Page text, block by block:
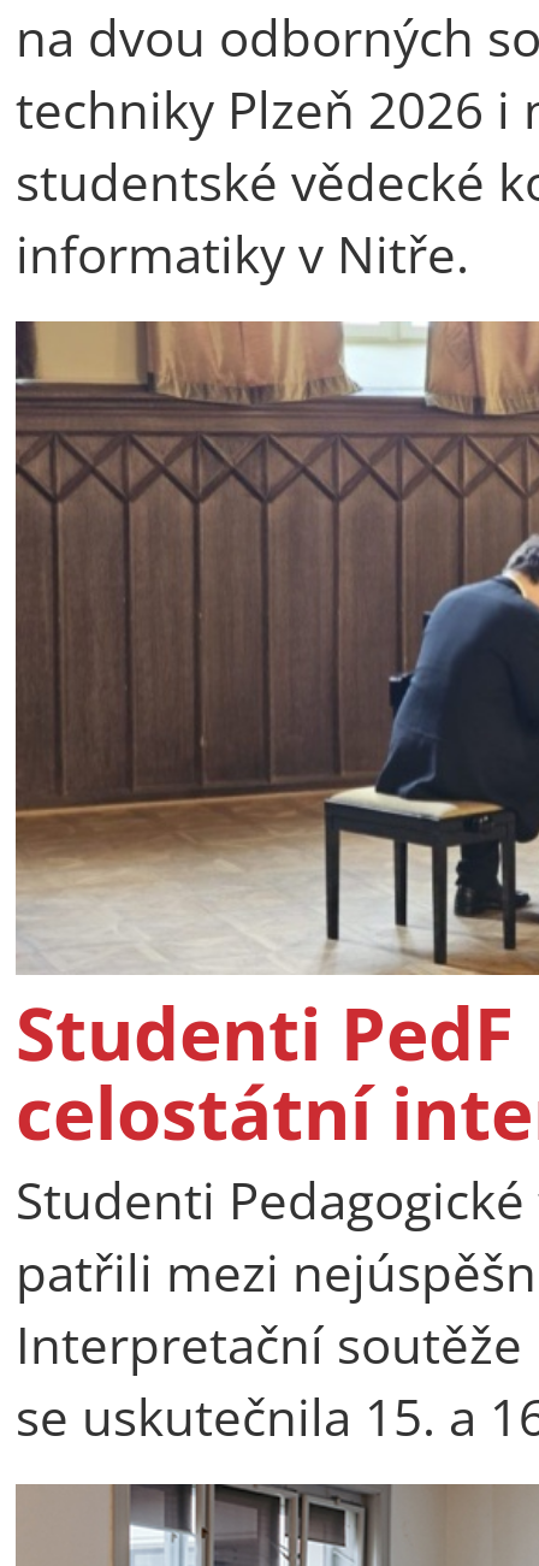
na dvou odborných
techniky Plzeň 2026 i
studentské vědecké
informatiky v Nitře.
Studenti
celostátní
Studenti
patřili mezi
Interpretační
se uskutečnila 15. a